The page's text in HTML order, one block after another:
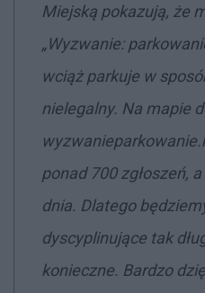
Miejską pokazują, że
„Wyzwanie:
wciąż parkuje w
nielegalny. Na mapie
ponad 700 zgłoszeń,
dnia. Dlatego
dyscyplinujące tak
konieczne. Bardzo